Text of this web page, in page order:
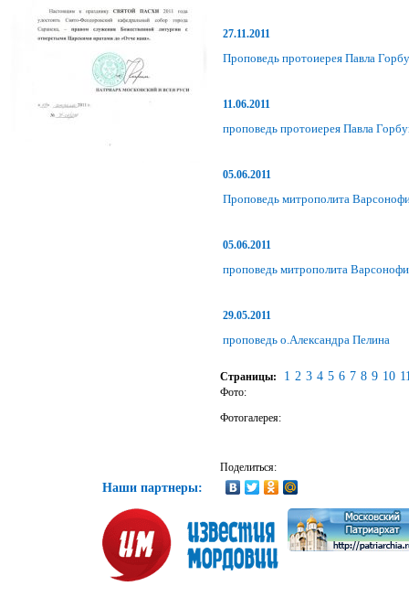
27.11.2011
Проповедь протоиерея Павла
11.06.2011
проповедь протоиерея Павла
05.06.2011
Проповедь митрополита
05.06.2011
проповедь митрополита
29.05.2011
проповедь о.Александра Пелина
Страницы: 1 2 3 4 5 6 7 8 9 10
Фото:
Фотогалерея:
Поделиться:
Наши партнеры: